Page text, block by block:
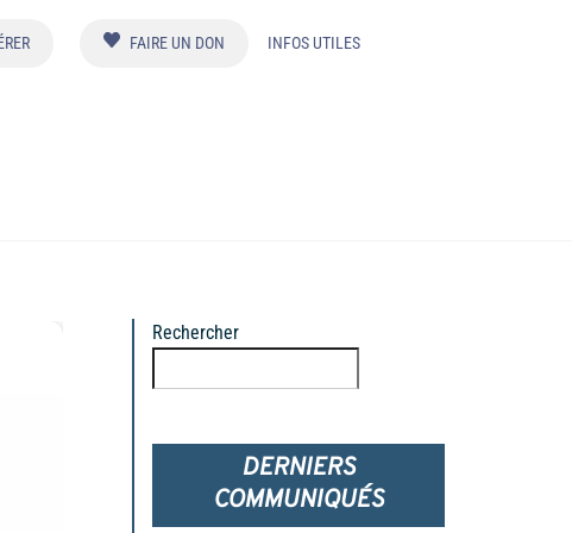
FAIRE UN DON INFOS UTILES
Rechercher
DERNIERS
COMMUNIQUÉS